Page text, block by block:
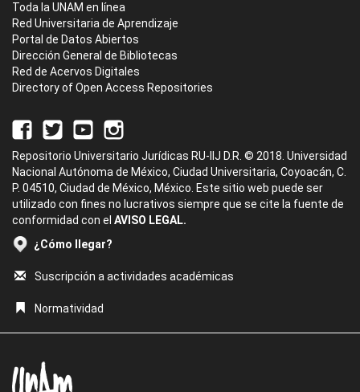
Toda la UNAM en línea
Red Universitaria de Aprendizaje
Portal de Datos Abiertos
Dirección General de Bibliotecas
Red de Acervos Digitales
Directory of Open Access Repositories
Repositorio Universitario Jurídicas RU-IIJ D.R. © 2018. Universidad
Nacional Autónoma de México, Ciudad Universitaria, Coyoacán, C.
P. 04510, Ciudad de México, México. Este sitio web puede ser
utilizado con fines no lucrativos siempre que se cite la fuente de
conformidad con el AVISO LEGAL.
¿Cómo llegar?
Suscripción a actividades académicas
Normatividad